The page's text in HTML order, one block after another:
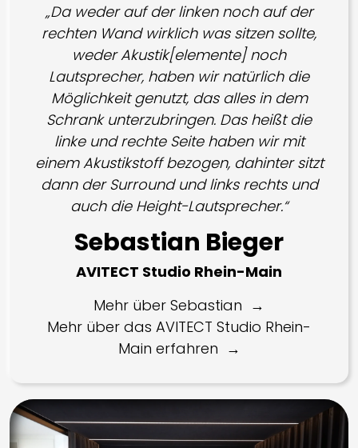
„Da weder auf der linken noch auf der
rechten Wand wirklich was sitzen sollte,
weder Akustik[elemente] noch
Lautsprecher, haben wir natürlich die
Möglichkeit genutzt, das alles in dem
Schrank unterzubringen. Das heißt die
linke und rechte Seite haben wir mit
einem Akustikstoff bezogen, dahinter sitzt
dann der Surround und links rechts und
auch die Height-Lautsprecher.“
Sebastian Bieger
AVITECT Studio Rhein-Main
Mehr über Sebastian
Mehr über das AVITECT Studio Rhein-
Main erfahren